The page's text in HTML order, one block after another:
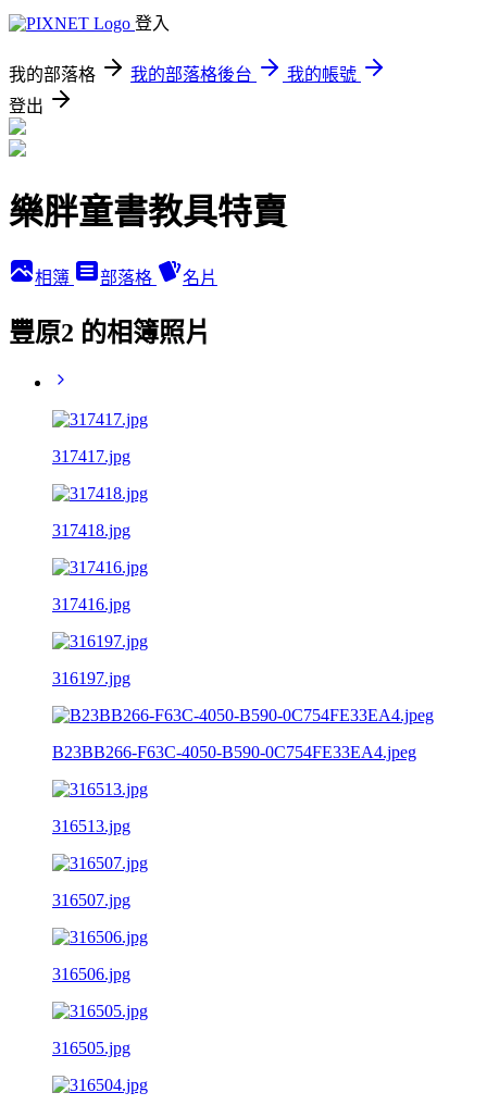
登入
我的部落格 我的部落格後台
我的帳號
登出
樂胖童書教具特賣
相簿 部落格 名片
豐原2 的相簿照片
317417.jpg
317418.jpg
317416.jpg
316197.jpg
B23BB266-F63C-4050-B590-0C754FE33EA4.jpeg
316513.jpg
316507.jpg
316506.jpg
316505.jpg